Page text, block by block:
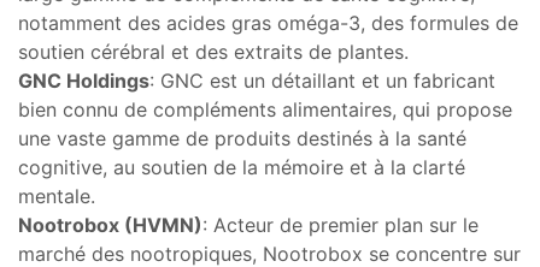
notamment des acides gras oméga-3, des formules de
soutien cérébral et des extraits de plantes.
GNC Holdings: GNC est un détaillant et un fabricant
bien connu de compléments alimentaires, qui propose
une vaste gamme de produits destinés à la santé
cognitive, au soutien de la mémoire et à la clarté
mentale.
Nootrobox (HVMN): Acteur de premier plan sur le
marché des nootropiques, Nootrobox se concentre sur